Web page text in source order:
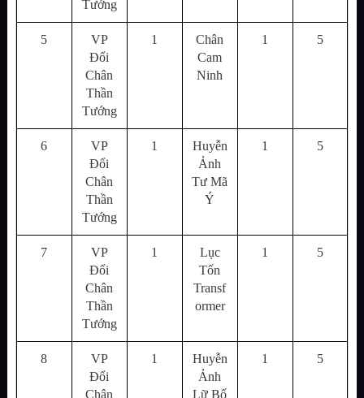
Tướng
5
VP
Đổi
Chân
Thần
Tướng
1
Chân
Cam
Ninh
1 5
6
VP
Đổi
Chân
Thần
Tướng
1
Huyễn
Ảnh
Tư Mã
Ý
1 5
7
VP
Đổi
Chân
Thần
Tướng
1
Lục
Tốn
Transf
ormer
1 5
8
VP
Đổi
Chân
1
Huyễn
Ảnh
Lữ Bố
1 5